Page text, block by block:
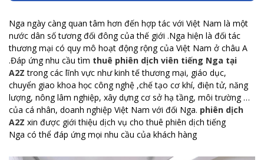
Nga ngày càng quan tâm hơn đến hợp tác với Việt Nam là một
nước dân số tương đối đông của thế giới .Nga hiện là đối tác
thương mại có quy mô hoạt động rộng của Việt Nam ở châu A
.Đáp ứng nhu cầu tìm thuê phiên dịch viên tiếng Nga tại
A2Z trong các lĩnh vực như kinh tế thương mại, giáo dục,
chuyển giao khoa học công nghệ ,chế tạo cơ khí, điện tử, năng
lượng, nông lâm nghiệp, xây dựng cơ sở hạ tầng, môi trường …
của cá nhân, doanh nghiệp Việt Nam với đối Nga. phiên dịch
A2Z xin được giới thiệu dịch vụ chothuê phiên dịch tiếng
Nga có thể đáp ứng mọi nhu cầu của khách hàng